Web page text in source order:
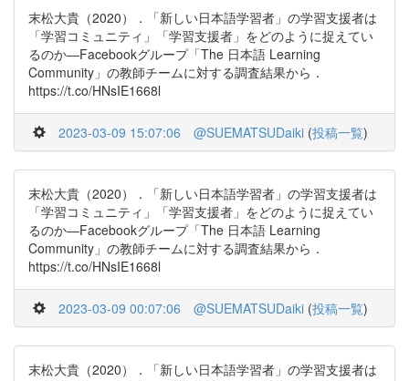
末松大貴（2020）．「新しい日本語学習者」の学習支援者は
「学習コミュニティ」「学習支援者」をどのように捉えてい
るのか―Facebookグループ「The 日本語 Learning
Community」の教師チームに対する調査結果から．
https://t.co/HNsIE1668l
2023-03-09 15:07:06 @SUEMATSUDaiki (投稿一覧)
末松大貴（2020）．「新しい日本語学習者」の学習支援者は
「学習コミュニティ」「学習支援者」をどのように捉えてい
るのか―Facebookグループ「The 日本語 Learning
Community」の教師チームに対する調査結果から．
https://t.co/HNsIE1668l
2023-03-09 00:07:06 @SUEMATSUDaiki (投稿一覧)
末松大貴（2020）．「新しい日本語学習者」の学習支援者は